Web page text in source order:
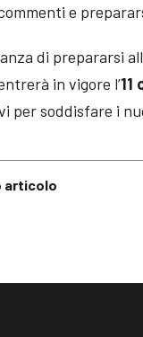
articolo
e
di prepararsi
in vigore l’11
per soddisfare i